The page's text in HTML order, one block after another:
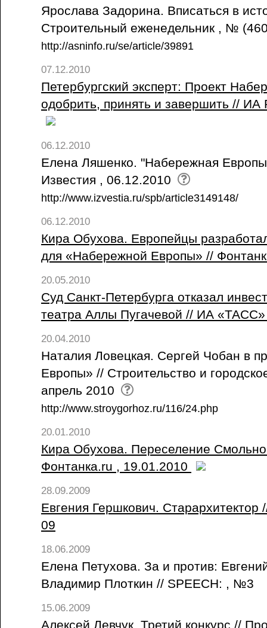
Ярослава Задорина. Вписаться в
Строительный еженедельник , №
http://asninfo.ru/se/article/39891
07.12.2010
Петербургский эксперт: Проект
одобрить, принять и завершить // ИА
06.12.2010
Елена Ляшенко. "Набережная
Известия , 06.12.2010
http://www.izvestia.ru/spb/article3149148/
06.12.2010
Кира Обухова. Европейцы
для «Набережной Европы» //
20.05.2010
Суд Санкт-Петербурга отказал
театра Аллы Пугачевой // ИА
20.04.2010
Наталия Ловецкая. Сергей Чобан в
Европы» // Строительство и
апрель 2010
http://www.stroygorhoz.ru/116/24.php
20.01.2010
Кира Обухова. Переселение
Фонтанка.ru , 19.01.2010
28.09.2009
Евгения Гершкович.
09
18.06.2009
Елена Петухова. За и против:
Владимир Плоткин // SPEECH: , №3
15.06.2009
Алексей Левчук. Третий конкурс //